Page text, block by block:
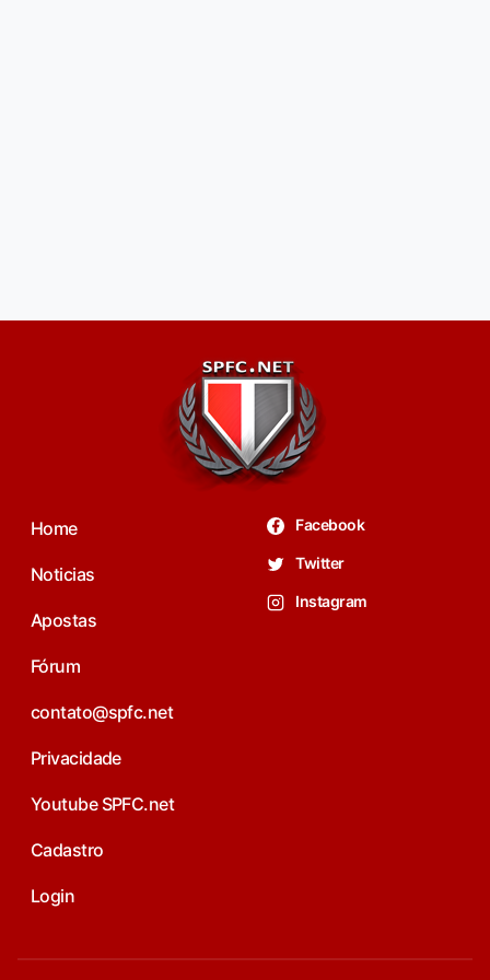
Home
Noticias
Apostas
Fórum
contato@spfc.net
Privacidade
Youtube SPFC.net
Cadastro
Login
Facebook
Twitter
Instagram